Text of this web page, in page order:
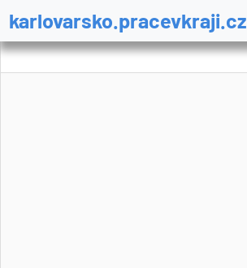
karlovarsko.pracevkraji.cz